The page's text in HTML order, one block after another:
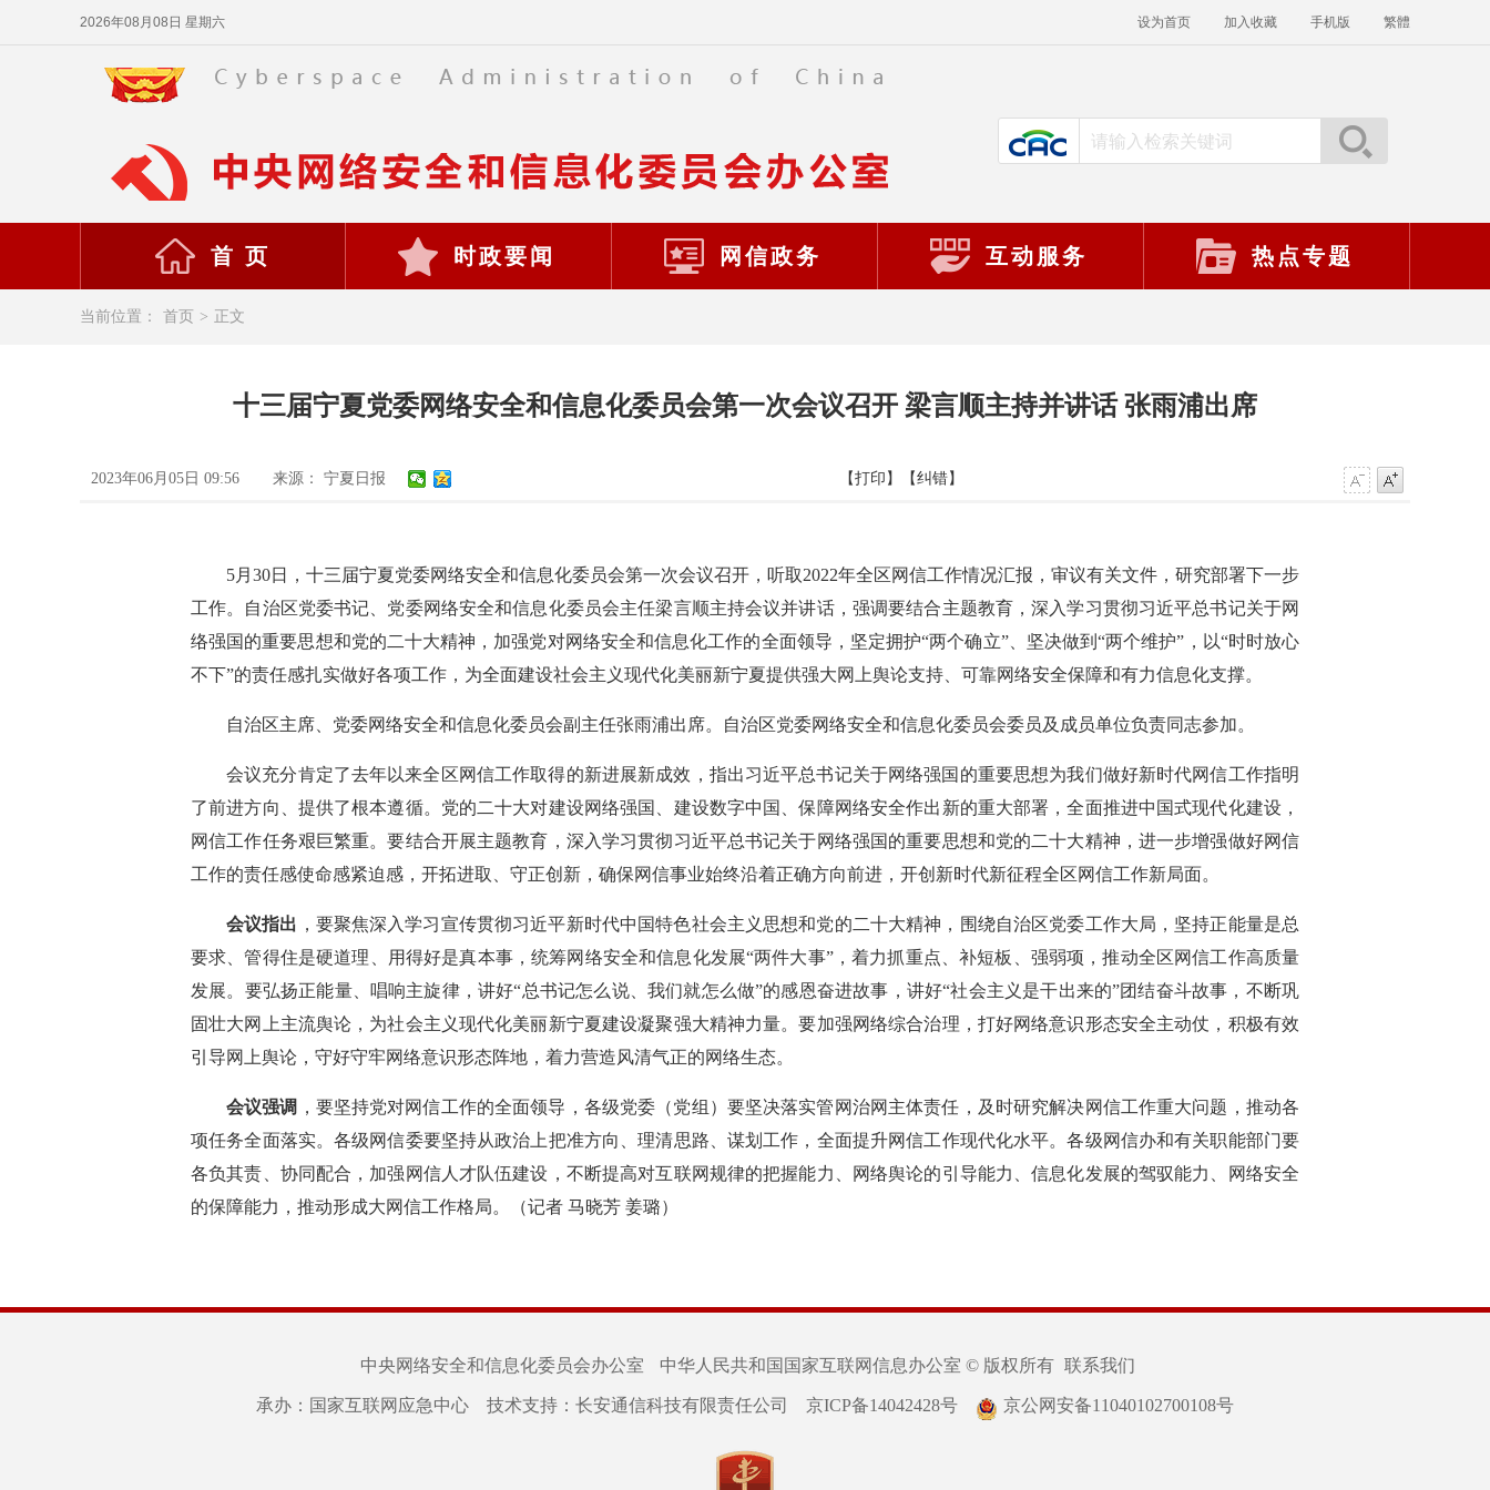
2026年08月08日 星期六 设为首页 加入收藏 手机版 繁體
首 页 时政要闻 网信政务 互动服务 热点专题
当前位置： 首页 > 正文
十三届宁夏党委网络安全和信息化委员会第一次会议召开 梁言顺主持并讲话 张雨浦出席
2023年06月05日 09:56 来源： 宁夏日报 【打印】 【纠错】
5月30日， 十三届宁夏党委网络安全和信息化委员会第一次会议召开，听取2022年全区网信工作情况汇报，审议有关文件，研究部署下一步
工作。自治区党委书记、党委网络安全和信息化委员会主任梁言顺主持会议并讲话，强调要结合主题教育，深入学习贯彻习近平总书记关于网
络强国的重要思想和党的二十大精神，加强党对网络安全和信息化工作的全面领导，坚定拥护“两个确立”、坚决做到“两个维护”，以“时时放心
不下”的责任感扎实做好各项工作，为全面建设社会主义现代化美丽新宁夏提供强大网上舆论支持、可靠网络安全保障和有力信息化支撑。
自治区主席、党委网络安全和信息化委员会副主任张雨浦出席。自治区党委网络安全和信息化委员会委员及成员单位负责同志参加。
会议充分肯定了去年以来全区网信工作取得的新进展新成效，指出习近平总书记关于网络强国的重要思想为我们做好新时代网信工作指明
了前进方向、提供了根本遵循。党的二十大对建设网络强国、建设数字中国、保障网络安全作出新的重大部署，全面推进中国式现代化建设，
网信工作任务艰巨繁重。要结合开展主题教育，深入学习贯彻习近平总书记关于网络强国的重要思想和党的二十大精神，进一步增强做好网信
工作的责任感使命感紧迫感，开拓进取、守正创新，确保网信事业始终沿着正确方向前进，开创新时代新征程全区网信工作新局面。
会议指出 ，要聚焦深入学习宣传贯彻习近平新时代中国特色社会主义思想和党的二十大精神，围绕自治区党委工作大局，坚持正能量是总
要求、管得住是硬道理、用得好是真本事，统筹网络安全和信息化发展“两件大事”，着力抓重点、补短板、强弱项，推动全区网信工作高质量
发展。要弘扬正能量、唱响主旋律，讲好“总书记怎么说、我们就怎么做”的感恩奋进故事，讲好“社会主义是干出来的”团结奋斗故事，不断巩
固壮大网上主流舆论，为社会主义现代化美丽新宁夏建设凝聚强大精神力量。要加强网络综合治理，打好网络意识形态安全主动仗，积极有效
引导网上舆论，守好守牢网络意识形态阵地，着力营造风清气正的网络生态。
会议强调 ，要坚持党对网信工作的全面领导，各级党委（党组）要坚决落实管网治网主体责任，及时研究解决网信工作重大问题，推动各
项任务全面落实。各级网信委要坚持从政治上把准方向、理清思路、谋划工作，全面提升网信工作现代化水平。各级网信办和有关职能部门要
各负其责、协同配合，加强网信人才队伍建设，不断提高对互联网规律的把握能力、网络舆论的引导能力、信息化发展的驾驭能力、网络安全
的保障能力，推动形成大网信工作格局。（记者 马晓芳 姜璐）
中央网络安全和信息化委员会办公室 中华人民共和国国家互联网信息办公室 © 版权所有 联系我们
承办：国家互联网应急中心 技术支持：长安通信科技有限责任公司 京ICP备14042428号 京公网安备11040102700108号